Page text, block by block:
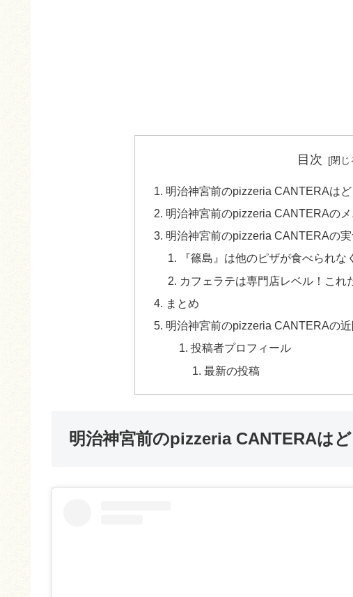
目次
明治神宮前のpizzeria CANTERAはど
明治神宮前のpizzeria CANTERAの
明治神宮前のpizzeria CANTERAの
『篠島』は他のピザが食べられな
カフェラテは専門店レベル！これ
まとめ
明治神宮前のpizzeria CANTERAの近
投稿者プロフィール
最新の投稿
明治神宮前のpizzeria CANTERAは